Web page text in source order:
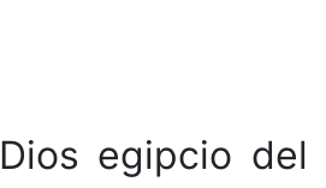
Dios egipcio del